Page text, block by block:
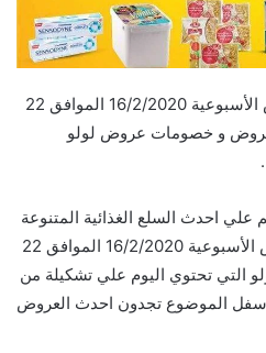
تخفيضات و عروض لولو الرياض الأسبوعية 16/2/2020 الموافق 22
هي أفضل عروض و خصومات عروض لولو
احدث السلع الغذائية المتنوعة
والشهية في عروض لولو الرياض الأسبوعية 16/2/2020 الموافق 22
خصومات لولو التي تحتوي اليوم علي تشكيلة من
أسفل الموضوع تجدون احدث العروض